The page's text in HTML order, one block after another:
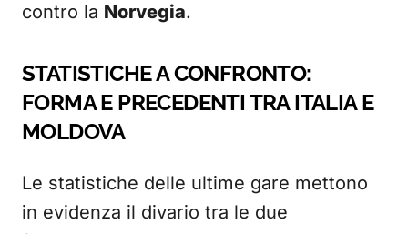
contro la Norvegia.
STATISTICHE A CONFRONTO:
FORMA E PRECEDENTI TRA ITALIA E
MOLDOVA
Le statistiche delle ultime gare mettono
in evidenza il divario tra le due